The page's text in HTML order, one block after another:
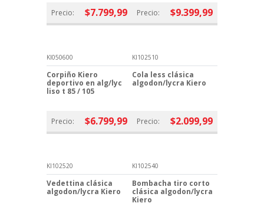
Precio: $7.799,99 Precio: $9.399,99
KI050600
Corpiño Kiero
deportivo en alg/lyc
liso t 85 / 105
Precio: $6.799,99
KI102510
Cola less clásica
algodon/lycra Kiero
Precio: $2.099,99
KI102520
Vedettina clásica
algodon/lycra Kiero
KI102540
Bombacha tiro corto
clásica algodon/lycra
Kiero